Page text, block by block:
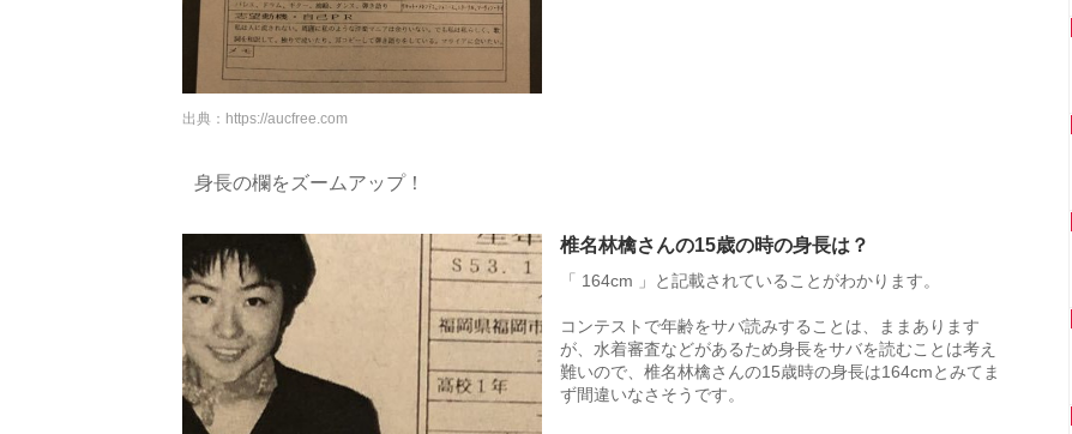
出典： https://aucfree.com
身長の欄をズームアップ！
椎名林檎さんの15歳の時の身長は？
「 164cm 」と記載されていることがわかります。
コンテストで年齢をサバ読みすることは、ままあります
が、水着審査などがあるため身長をサバを読むことは考え
難いので、椎名林檎さんの15歳時の身長は164cmとみてま
ず間違いなさそうです。